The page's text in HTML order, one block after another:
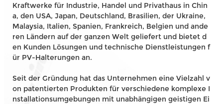
Kraftwerke für Industrie, Handel und Privathaus in Chin
a, den USA, Japan, Deutschland, Brasilien, der Ukraine,
Malaysia, Italien, Spanien, Frankreich, Belgien und ande
ren Ländern auf der ganzen Welt geliefert und bietet d
en Kunden Lösungen und technische Dienstleistungen f
ür PV-Halterungen an.
Seit der Gründung hat das Unternehmen eine Vielzahl v
on patentierten Produkten für verschiedene komplexe I
nstallationsumgebungen mit unabhängigen geistigen Ei